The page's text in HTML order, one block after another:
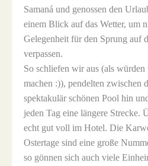
Samaná und genossen den
einem Blick auf das Wetter, um
Gelegenheit für den Sprung auf
verpassen.
So schliefen wir aus (als
machen :)), pendelten zwischen
spektakulär schönen Pool hin
jeden Tag eine längere Strecke.
echt gut voll im Hotel. Die
Ostertage sind eine große
so gönnen sich auch viele